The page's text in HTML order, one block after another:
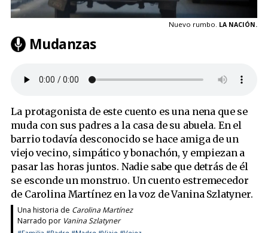
Nuevo rumbo. LA NACIÓN.
Mudanzas
La protagonista de este cuento es una nena que se
muda con sus padres a la casa de su abuela. En el
barrio todavía desconocido se hace amiga de un
viejo vecino, simpático y bonachón, y empiezan a
pasar las horas juntos. Nadie sabe que detrás de él
se esconde un monstruo. Un cuento estremecedor
de Carolina Martínez en la voz de Vanina Szlatyner.
Una historia de Carolina Martínez
Narrado por Vanina Szlatyner